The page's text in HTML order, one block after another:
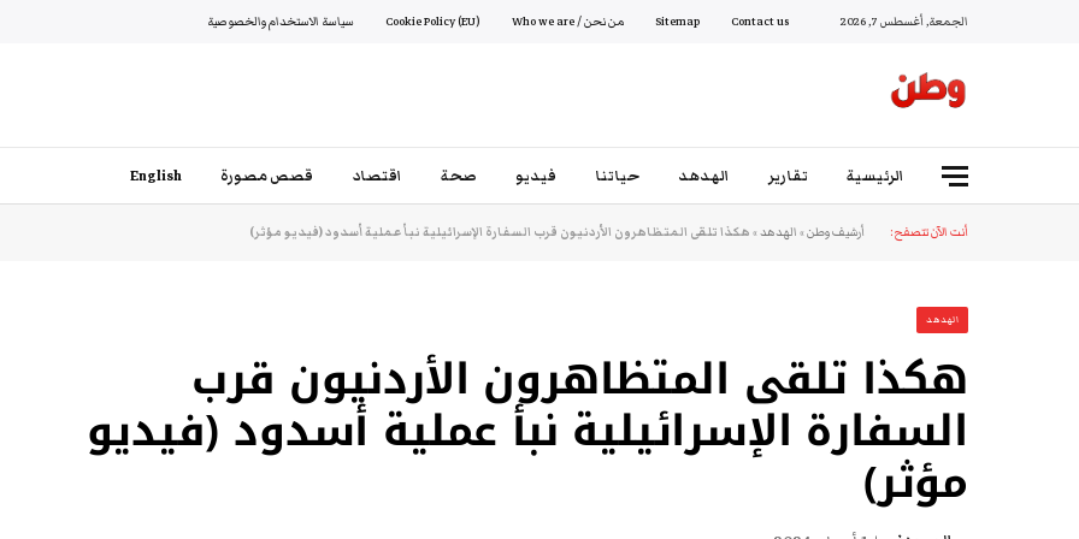
الجمعة, أغسطس 7, 2026 Contact us
Sitemap من نحن / Who we are Cookie Policy (EU) سياسة الاستخدام والخصوصية
الرئيسية تقارير الهدهد حياتنا فيديو صحة اقتصاد قصص مصورة English
أنت الآن تتصفح: أرشيف وطن»الهدهد»هكذا تلقى المتظاهرون الأردنيون قرب السفارة الإسرائيلية نبأ عملية أسدود (فيديو مؤثر)
الهدهد
هكذا تلقى المتظاهرون الأردنيون قرب
السفارة الإسرائيلية نبأ عملية أسدود (فيديو
مؤثر)